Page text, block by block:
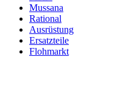
Mussana
Rational
Ausrüstung
Ersatzteile
Flohmarkt